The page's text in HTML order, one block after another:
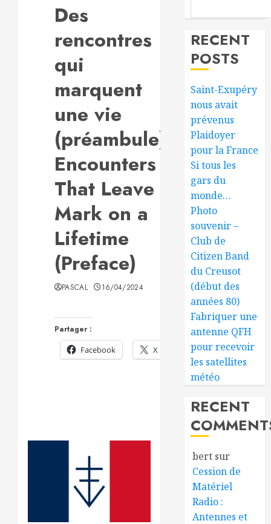
Des
rencontres
qui
marquent
une vie
(préambule).
Encounters
That Leave a
Mark on a
Lifetime
(Preface)
Partager :
Facebook
X
PASCAL 16/04/2024
RECENT
POSTS
Saint-Exupéry
nous avait
prévenus
Plaidoyer
pour la France
Si tous les
gars du
monde…
Photo
souvenir –
Club de
Citizen Band
du Creusot
(début des
années 80)
Fabriquer une
antenne QFH
pour recevoir
les satellites
météo
RECENT
bert sur
Cession de
Matériel
Radio :
Antennes et